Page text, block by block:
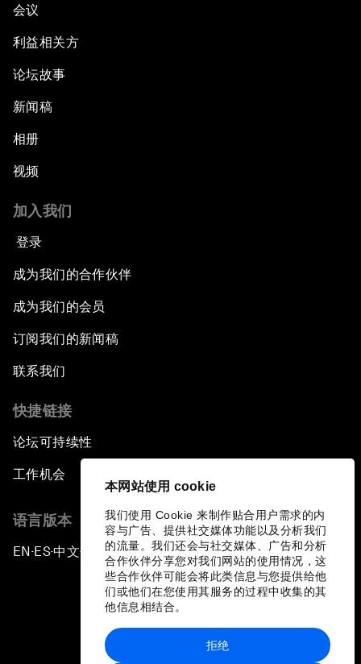
本网站使用 cookie
我们使用 Cookie 来制作贴合用户需求的内
容与广告、提供社交媒体功能以及分析我们
的流量。我们还会与社交媒体、广告和分析
合作伙伴分享您对我们网站的使用情况，这
些合作伙伴可能会将此类信息与您提供给他
们或他们在您使用其服务的过程中收集的其
他信息相结合。
拒绝
会议
利益相关方
论坛故事
新闻稿
相册
视频
加入我们
登录
成为我们的合作伙伴
成为我们的会员
订阅我们的新闻稿
联系我们
快捷链接
论坛可持续性
工作机会
语言版本
EN ▪ES▪中文▪ 日本語